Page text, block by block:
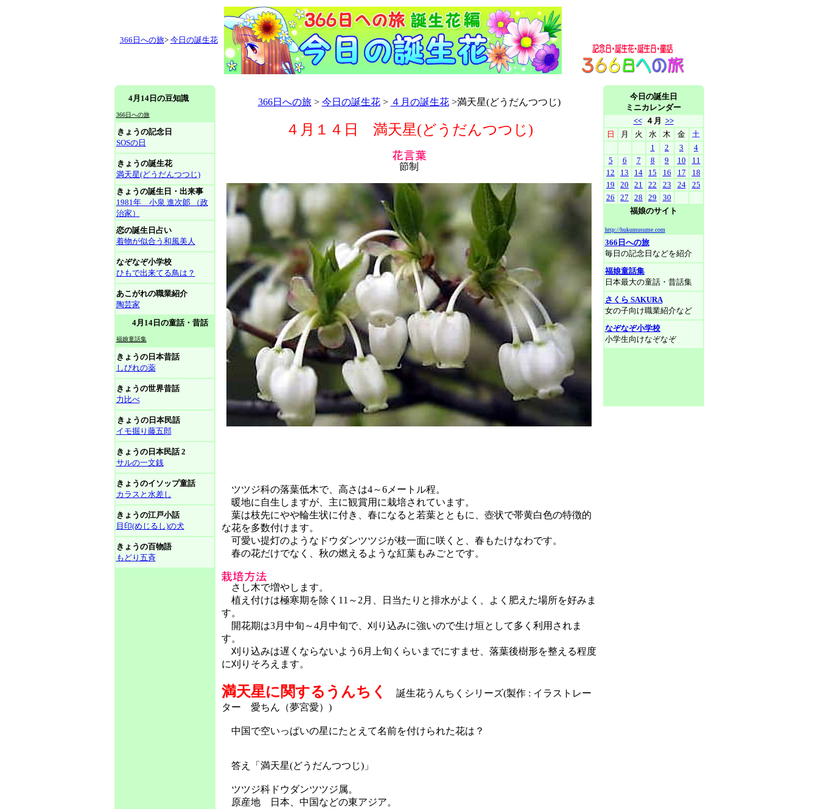
366日への旅> 今日の誕生花
4月14日の豆知識
366日への旅
きょうの記念日
SOSの日
きょうの誕生花
満天星(どうだんつつじ)
きょうの誕生日・出来事
1981年 小泉 進次郞 （政
治家）
恋の誕生日占い
着物が似合う和風美人
なぞなぞ小学校
ひもで出来てる鳥は？
あこがれの職業紹介
陶芸家
4月14日の童話・昔話
福娘童話集
きょうの日本昔話
しびれの薬
きょうの世界昔話
力比べ
きょうの日本民話
イモ掘り藤五郎
きょうの日本民話 2
サルの一文銭
きょうのイソップ童話
カラスと水差し
きょうの江戸小話
目印(めじるし)の犬
きょうの百物語
もどり五斉
366日への旅 > 今日の誕生花> ４月の誕生花>満天星(どうだんつつじ)
４月１４日 満天星(どうだんつつじ)
節制
ツツジ科の落葉低木で、高さは4～6メートル程。
暖地に自生しますが、主に観賞用に栽培されています。
葉は枝先にやや輪生状に付き、春になると若葉とともに、壺状で帯黄白色の特徴的
な花を多数付けます。
可愛い提灯のようなドウダンツツジが枝一面に咲くと、春もたけなわです。
春の花だけでなく、秋の燃えるような紅葉もみごとです。
さし木で増やします。
植え付けは極寒期を除く11～2月、日当たりと排水がよく、よく肥えた場所を好みま
す。
開花期は3月中旬～4月中旬で、刈り込みに強いので生け垣として多く利用されま
す。
刈り込みは遅くならないよう6月上旬くらいまでにすませ、落葉後樹形を整える程度
に刈りそろえます。
満天星に関するうんちく
誕生花うんちくシリーズ(製作 : イラストレー
ター 愛ちん（夢宮愛）)
中国で空いっぱいの星にたとえて名前を付けられた花は？
答え「満天星(どうだんつつじ)」
ツツジ科ドウダンツツジ属。
原産地 日本、中国などの東アジア。
今日の誕生日
ミニカレンダー
<<４月 >>
日
月 火 水 木 金
土
1
2 3
4
5
6 7 8 9 10
11
12
13 14 15 16 17
18
19
20 21 22 23 24
25
26
27 28 29
30
福娘のサイト
http://hukumusume.com
366日への旅
毎日の記念日などを紹介
福娘童話集
日本最大の童話・昔話集
さくら SAKURA
女の子向け職業紹介など
なぞなぞ小学校
小学生向けなぞなぞ